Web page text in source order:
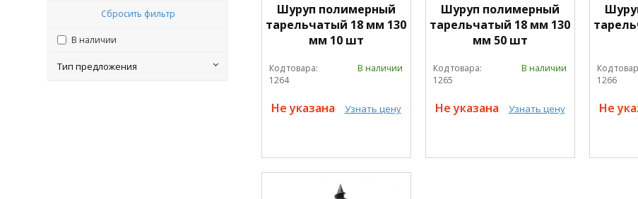
Сбросить фильтр
В наличии
Тип предложения
Шуруп полимерный
тарельчатый 18 мм 130
мм 10 шт
Код товара:
1264
В наличии
Не указана Узнать цену
Шуруп полимерный
тарельчатый 18 мм 130
мм 50 шт
Код товара:
1265
В наличии
Не указана Узнать цену
Код
1266
Не